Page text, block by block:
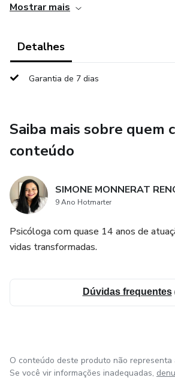
Comportamental, uma das abordagens
O que você vai trabalhar:
Semana 1 — Reconhecer: seus
Semana 2 — Compreender: a lógica por
do corpo que avisa antes da mente,
Semana 3 — Interromper: como criar
respostas automáticas, questionar
Para quem é:
Para mulheres que se sentem
repetem, que convivem com a
O que está incluído
Mostrar mais
Detalhes
Garantia de 7 dias
Saiba mais sobre quem
conteúdo
SIMONE MONNERAT
9 Ano Hotmarter
Psicóloga com quase 14 anos de
vidas transformadas.
Dúvidas frequentes
O conteúdo deste produto não representa
Se você vir informações inadequadas,